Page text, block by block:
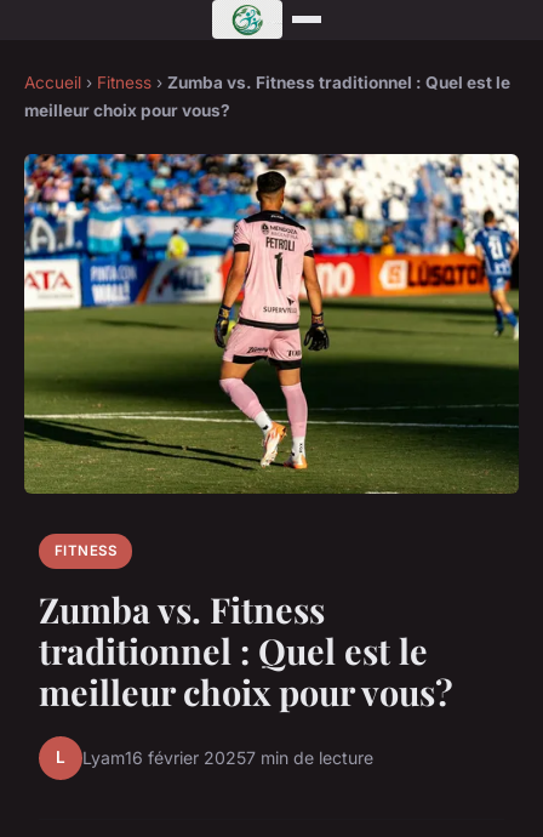
Accueil › Fitness › Zumba vs. Fitness traditionnel : Quel est le
meilleur choix pour vous?
FITNESS
Zumba vs. Fitness
traditionnel : Quel est le
meilleur choix pour vous?
L Lyam16 février 20257 min de lecture